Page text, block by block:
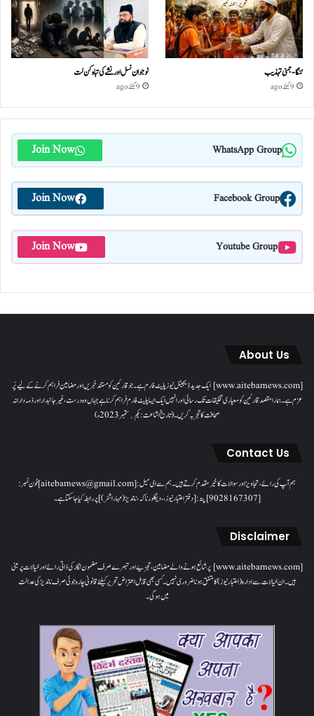
گنگا-جمنی تہذیب
9 گھنٹے ago
نوجوان نسل اور نشے کی تباہ کن لت
9 گھنٹے ago
WhatsApp Group
Join Now
Facebook Group
Join Now
Youtube Group
Join Now
About Us
[www.aitebarnews.com] ایک جدید ڈیجیٹل نیوز پلیٹ فارم ہے۔ جو قارئین کو مستند خبریں اور مضامین فراہم کرنے کے لیے پُر
عزم ہے۔ ہمارا مقصدقارئین کو معیاری تخلیقات تک رسائی اور انہیں ایک ایسا پلیٹ فارم فراہم کرنا ہے جہاں وہ درست، غیر جانبدار اور ذمہ دارانہ
صحافت کا تجربہ کریں۔( تاریخ اشاعت : یکم؍ ستمبر 2023ء)
Contact Us
ہم آپ کی رائے، تجاویز اور سوالات کا خیرمقدم کرتے ہیں۔ ہم سےای میل: [aitebarnews@gmail.com]فون نمبر:
[9028167307]پتہ: [دفتر اعتبار نیوز، ، دیگلور ناکہ، ناندیڑ(مہاراشٹر) ] پر رابطہ کیا جاسکتا ہے۔
Disclaimer
[www.aitebarnews.com] پر شائع ہونے والے مضامین، تجزیے اور تبصرے صرف مضمون نگار کی ذاتی رائے اور خیالات پر مبنی
ہیں۔ ان خیالات سے ادارہ (اعتبار نیوز) کا متفق ہونا ضروری نہیں۔ کسی بھی قابل اعتراض تحریر کیلئے قانونی چارہ جوئی صرف ناندیڑ کی عدالت
میں ہوگی۔